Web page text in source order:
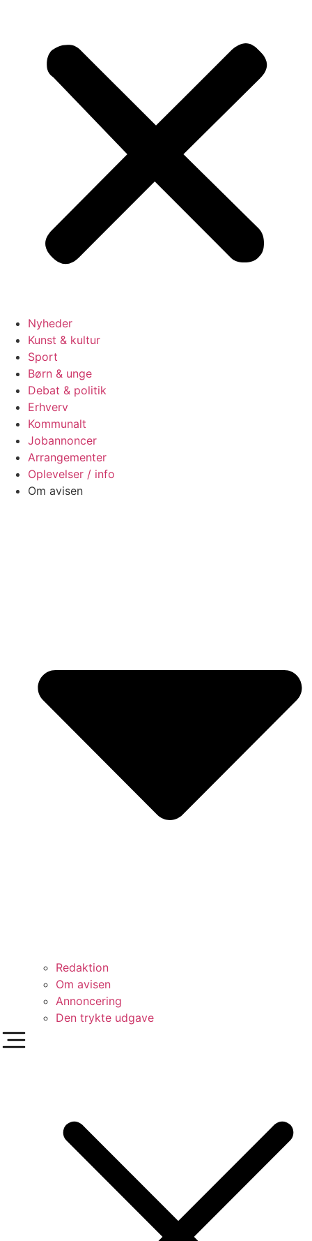
Nyheder
Kunst & kultur
Sport
Børn & unge
Debat & politik
Erhverv
Kommunalt
Jobannoncer
Arrangementer
Oplevelser / info
Om avisen
Redaktion
Om avisen
Annoncering
Den trykte udgave